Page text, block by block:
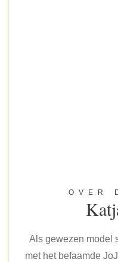
OVER
Als gewezen model
met het befaamde